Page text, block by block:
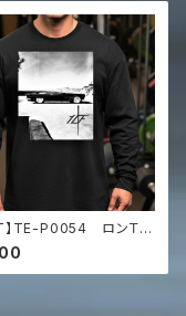
】TE-P0054 ロンＴ
ング 筋トレ 長袖シャ
アートデザイン Pr
heavyweight long s